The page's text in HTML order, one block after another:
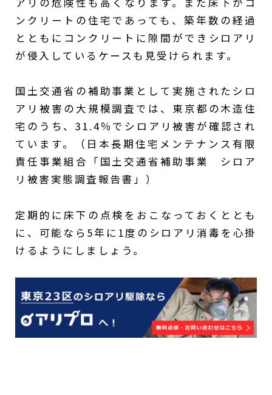
ンクリートの住宅であっても、築年数の経過
とともにコンクリートに隙間ができシロアリ
が侵入しているケースも見受けられます。
国土交通省の補助事業として実施されたシロ
アリ被害の大規模調査では、東京都の木造住
宅のうち、31.4％でシロアリ被害が確認され
ています。（日本長期住宅メンテナンス有限
責任事業組合「国土交通省補助事業 シロア
リ被害実態調査報告書」）
定期的に床下の点検をおこなっておくととも
に、可能なら5年に1度のシロアリ消毒を心掛
けるようにしましょう。